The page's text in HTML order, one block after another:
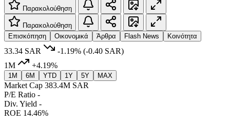
Παρακολούθηση
Παρακολούθηση
Επισκόπηση
Οικονομικά Άρθρα Flash News Κοινότητα
33.34 SAR -1.19% (-0.40 SAR)
1M
+4.19%
1M 6M YTD 1Y 5Y MAX
Market Cap 383.4M SAR
P/E Ratio -
Div. Yield -
ROE 14.46%